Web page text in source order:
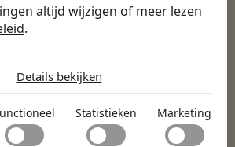
altijd wijzigen of meer lezen
.
helpen een website bruikbaar te
zoals paginanavigatie en
Details bekijken
Statistieken Marketing
administratie ICT
Horeca & Retail
Zorg & Welzijn